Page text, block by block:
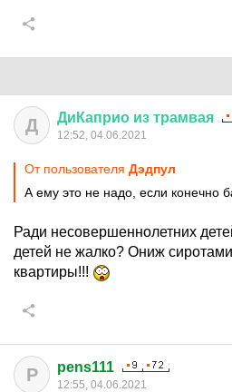
Д ДиКаприо из трамвая
12:52, 04.06.2021
От пользователя Дэдпул
А ему это не надо, если конечно
Ради несовершеннолетних
детей не жалко? Ониж
квартиры!!!
P pens111
12:55, 04.06.2021